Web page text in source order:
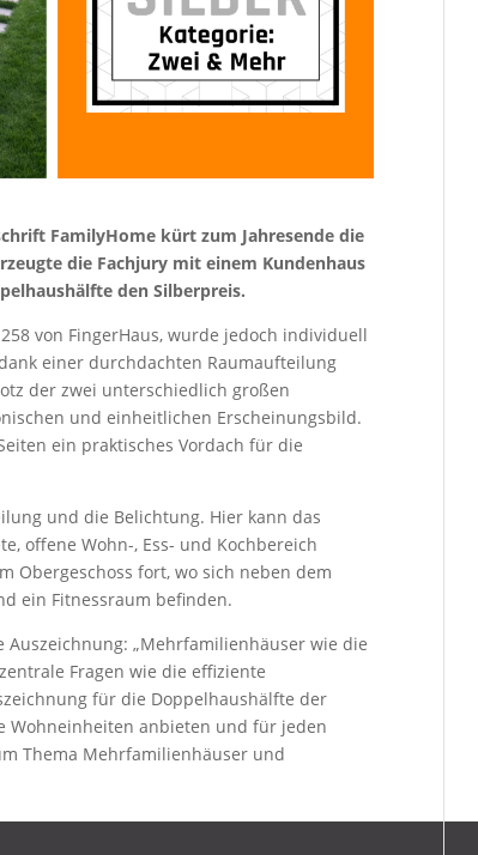
FamilyHome kürt zum Jahresende die
die Fachjury mit einem Kundenhaus
den Silberpreis.
von FingerHaus, wurde jedoch individuell
einer durchdachten Raumaufteilung
der zwei unterschiedlich großen
und einheitlichen Erscheinungsbild.
ein praktisches Vordach für die
und die Belichtung. Hier kann das
offene Wohn-, Ess- und Kochbereich
Obergeschoss fort, wo sich neben dem
ein Fitnessraum befinden.
„Mehrfamilienhäuser wie die
Fragen wie die effiziente
für die Doppelhaushälfte der
Wohneinheiten anbieten und für jeden
Thema Mehrfamilienhäuser und